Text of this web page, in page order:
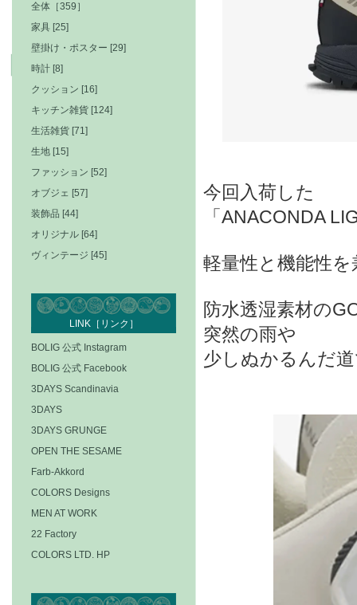
今回入荷した
「ANACONDA
軽量性と機能性
防水透湿素材の
突然の雨や
少しぬかるんだ
全体［359］
家具 [25]
壁掛け・ポスター [29]
時計 [8]
クッション [16]
キッチン雑貨 [124]
生活雑貨 [71]
生地 [15]
ファッション [52]
オブジェ [57]
装飾品 [44]
オリジナル [64]
ヴィンテージ [45]
LINK［リンク］
BOLIG 公式 Instagram
BOLIG 公式 Facebook
3DAYS Scandinavia
3DAYS
3DAYS GRUNGE
OPEN THE SESAME
Farb-Akkord
COLORS Designs
MEN AT WORK
22 Factory
COLORS LTD. HP